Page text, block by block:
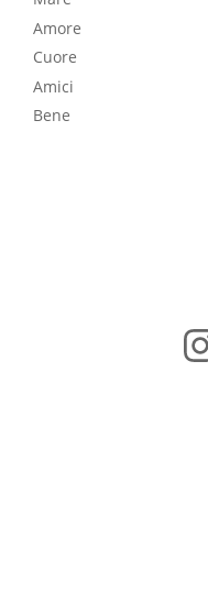
Amore
Cuore
Amici
Bene